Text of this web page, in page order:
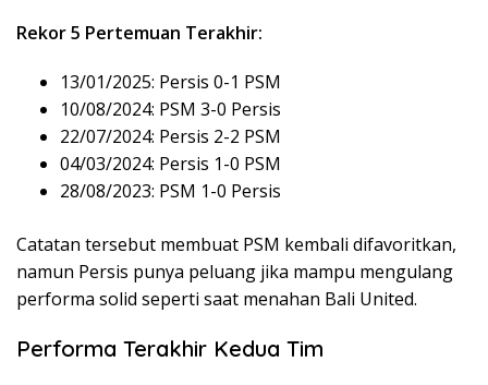
Rekor 5 Pertemuan Terakhir:
13/01/2025: Persis 0-1 PSM
10/08/2024: PSM 3-0 Persis
22/07/2024: Persis 2-2 PSM
04/03/2024: Persis 1-0 PSM
28/08/2023: PSM 1-0 Persis
Catatan tersebut membuat PSM kembali difavoritkan,
namun Persis punya peluang jika mampu mengulang
performa solid seperti saat menahan Bali United.
Performa Terakhir Kedua Tim